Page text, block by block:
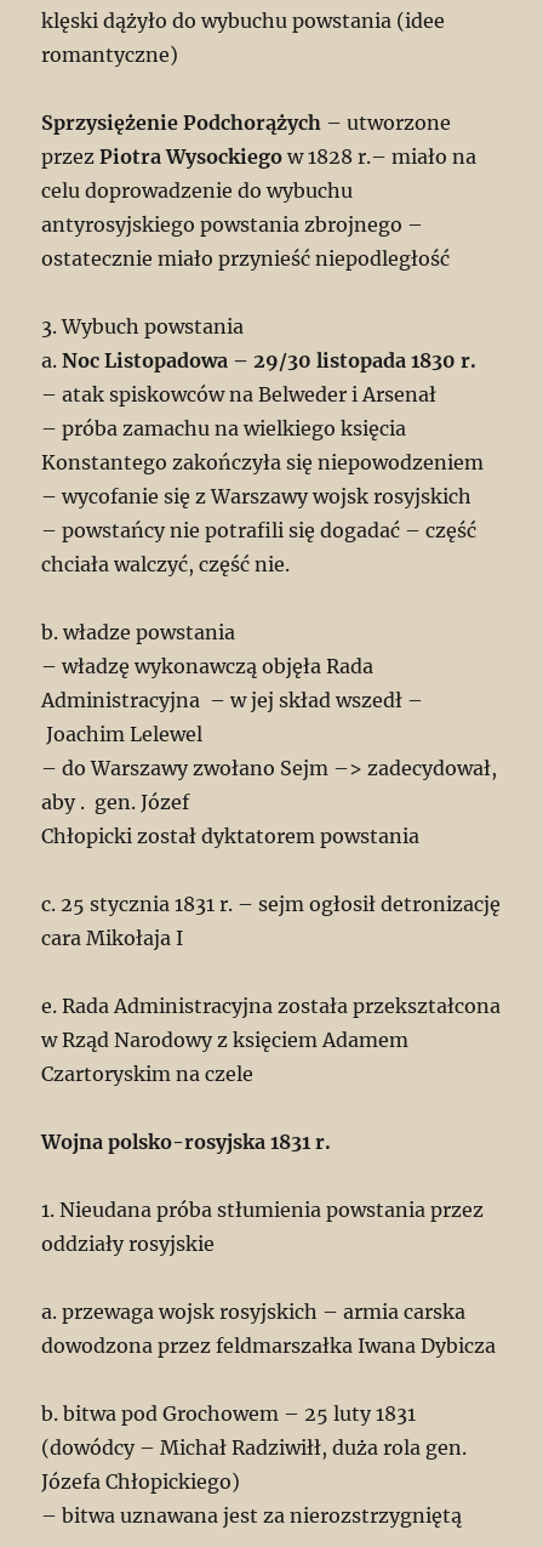
klęski dążyło do wybuchu powstania (idee
romantyczne)
Sprzysiężenie Podchorążych – utworzone
przezPiotra Wysockiego w 1828 r.– miało na
celu doprowadzenie do wybuchu
antyrosyjskiego powstania zbrojnego –
ostatecznie miało przynieść niepodległość
3. Wybuch powstania
a.Noc Listopadowa – 29/30 listopada 1830 r.
– atak spiskowców na Belweder i Arsenał
– próba zamachu na wielkiego księcia
Konstantego zakończyła się niepowodzeniem
– wycofanie się z Warszawy wojsk rosyjskich
– powstańcy nie potrafili się dogadać – część
chciała walczyć, część nie.
b. władze powstania
– władzę wykonawczą objęła Rada
Administracyjna – w jej skład wszedł –
Joachim Lelewel
– do Warszawy zwołano Sejm –> zadecydował,
aby . gen. Józef
Chłopicki został dyktatorem powstania
c. 25 stycznia 1831 r. – sejm ogłosił detronizację
cara Mikołaja I
e. Rada Administracyjna została przekształcona
w Rząd Narodowy z księciem Adamem
Czartoryskim na czele
Wojna polsko-rosyjska 1831 r.
1. Nieudana próba stłumienia powstania przez
oddziały rosyjskie
a. przewaga wojsk rosyjskich – armia carska
dowodzona przez feldmarszałka Iwana Dybicza
b. bitwa pod Grochowem – 25 luty 1831
(dowódcy – Michał Radziwiłł, duża rola gen.
Józefa Chłopickiego)
– bitwa uznawana jest za nierozstrzygniętą